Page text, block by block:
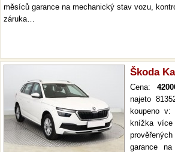
měsíců garance na mechanický stav vozu,
záruka…
Škoda
Cena:
najeto
koupeno v:
knížka
garance